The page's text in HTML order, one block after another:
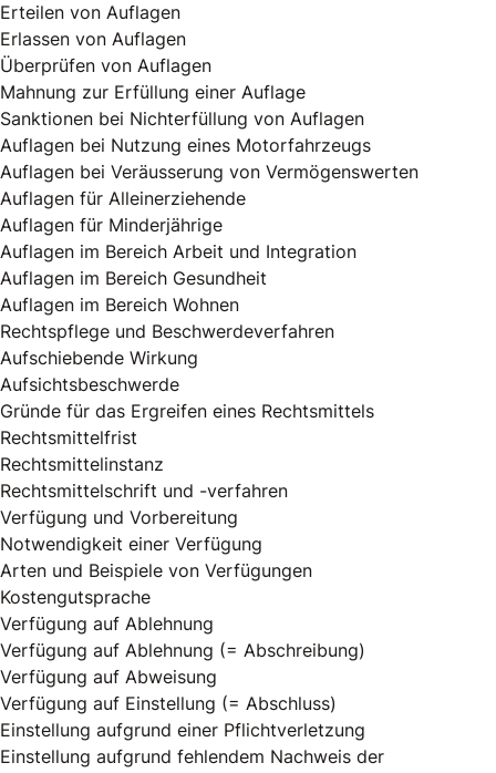
Erteilen von Auflagen
Erlassen von Auflagen
Überprüfen von Auflagen
Mahnung zur Erfüllung einer Auflage
Sanktionen bei Nichterfüllung von Auflagen
Auflagen bei Nutzung eines Motorfahrzeugs
Auflagen bei Veräusserung von Vermögenswerten
Auflagen für Alleinerziehende
Auflagen für Minderjährige
Auflagen im Bereich Arbeit und Integration
Auflagen im Bereich Gesundheit
Auflagen im Bereich Wohnen
Rechtspflege und Beschwerdeverfahren
Aufschiebende Wirkung
Aufsichtsbeschwerde
Gründe für das Ergreifen eines Rechtsmittels
Rechtsmittelfrist
Rechtsmittelinstanz
Rechtsmittelschrift und -verfahren
Verfügung und Vorbereitung
Notwendigkeit einer Verfügung
Arten und Beispiele von Verfügungen
Kostengutsprache
Verfügung auf Ablehnung
Verfügung auf Ablehnung (= Abschreibung)
Verfügung auf Abweisung
Verfügung auf Einstellung (= Abschluss)
Einstellung aufgrund einer Pflichtverletzung
Einstellung aufgrund fehlendem Nachweis der